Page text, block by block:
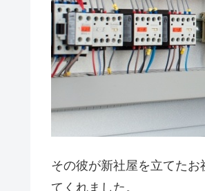
その彼が新社屋を立てた
てくれました。